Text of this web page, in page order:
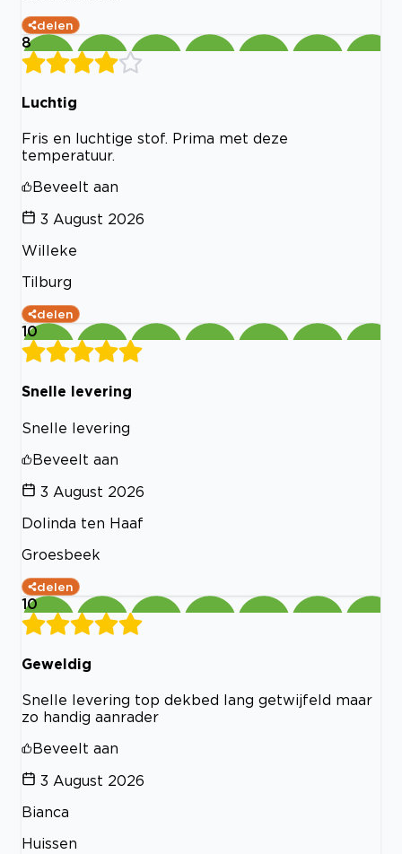
delen
8
Luchtig
Fris en luchtige stof. Prima met deze
temperatuur.
Beveelt aan
3 August 2026
Willeke
Tilburg
delen
10
Snelle levering
Snelle levering
Beveelt aan
3 August 2026
Dolinda ten Haaf
Groesbeek
delen
10
Geweldig
Snelle levering top dekbed lang getwijfeld maar
zo handig aanrader
Beveelt aan
3 August 2026
Bianca
Huissen